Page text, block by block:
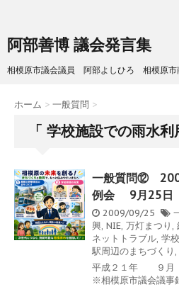
阿部善博 議会発言集
相模原市議会議員 阿部よしひろ 相模原市
ホーム > 一般質問 >
「 学校施設での雨水
一般質問⑫
例会 9月25日
2009/09/25
興, NIE, 万灯まつり ,
ネットトラブル, 学
駅周辺のまちづくり ,
平成２１年 ９月
※相模原市議会議事